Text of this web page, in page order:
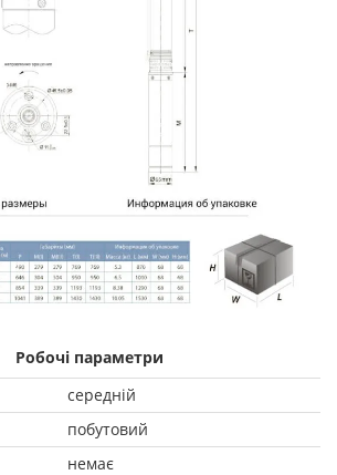
Робочі параметри
середній
побутовий
немає